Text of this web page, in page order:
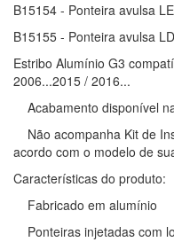
B15154 - Ponteira avulsa
B15155 - Ponteira avulsa
Estribo Alumínio G3
2006...2015 / 2016...
Acabamento disponível
Não acompanha Kit de
acordo com o modelo de
Características do produto:
Fabricado em alumínio
Ponteiras injetadas com